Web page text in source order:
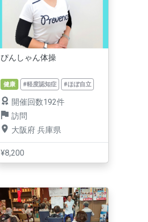
ぴんしゃん体操
健康 #軽度認知症 #ほぼ自立
開催回数192件
訪問
大阪府 兵庫県
¥8,200